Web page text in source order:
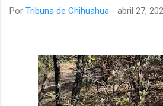
Por Tribuna de Chihuahua - abril 27,